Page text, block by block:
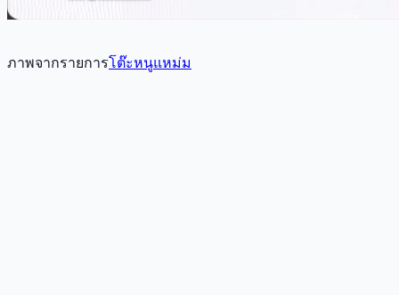
ภาพจากรายการโต๊ะหนูแหม่ม